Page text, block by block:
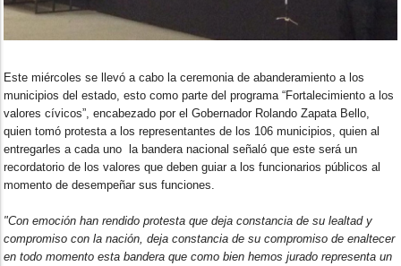
Este miércoles se llevó a cabo la ceremonia de abanderamiento a los
municipios del estado, esto como parte del programa “Fortalecimiento a los
valores cívicos”, encabezado por el Gobernador Rolando Zapata Bello,
quien tomó protesta a los representantes de los 106 municipios, quien al
entregarles a cada uno la bandera nacional señaló que este será un
recordatorio de los valores que deben guiar a los funcionarios públicos al
momento de desempeñar sus funciones.
"Con emoción han rendido protesta que deja constancia de su lealtad y
compromiso con la nación, deja constancia de su compromiso de enaltecer
en todo momento esta bandera que como bien hemos jurado representa un